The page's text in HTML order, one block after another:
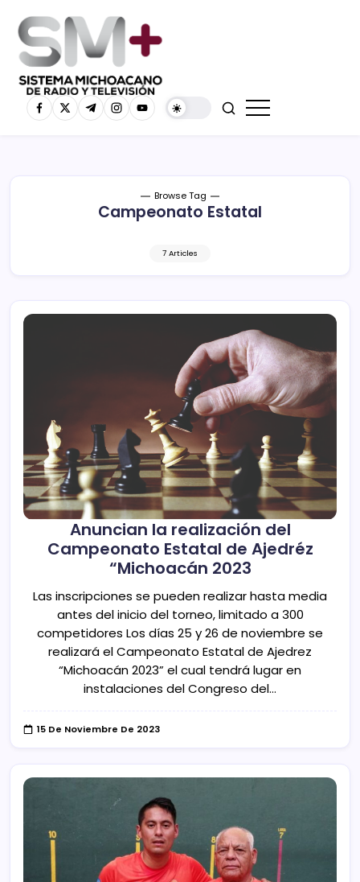
Browse Tag
Campeonato Estatal
7 Articles
Anuncian la realización del
Campeonato Estatal de Ajedréz
“Michoacán 2023
Las inscripciones se pueden realizar hasta media
antes del inicio del torneo, limitado a 300
competidores Los días 25 y 26 de noviembre se
realizará el Campeonato Estatal de Ajedrez
“Michoacán 2023” el cual tendrá lugar en
instalaciones del Congreso del…
15 De Noviembre De 2023